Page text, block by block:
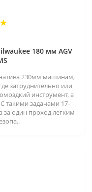
180 мм AGV
230мм машинам,
затруднительно или
инструмент, а
такими задачами 17-
за один проход легким